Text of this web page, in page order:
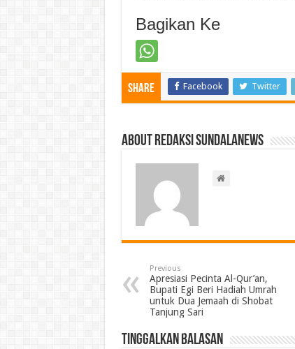
Bagikan Ke
Share Facebook Twitter
About Redaksi Sundalanews
Previous
Apresiasi Pecinta Al-Qur’an,
Bupati Egi Beri Hadiah Umrah
untuk Dua Jemaah di Shobat
Tanjung Sari
Tinggalkan Balasan